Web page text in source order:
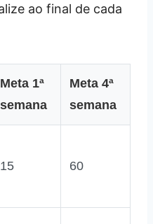
ao final de cada
Meta 1ª
semana
Meta 4ª
semana
15 60